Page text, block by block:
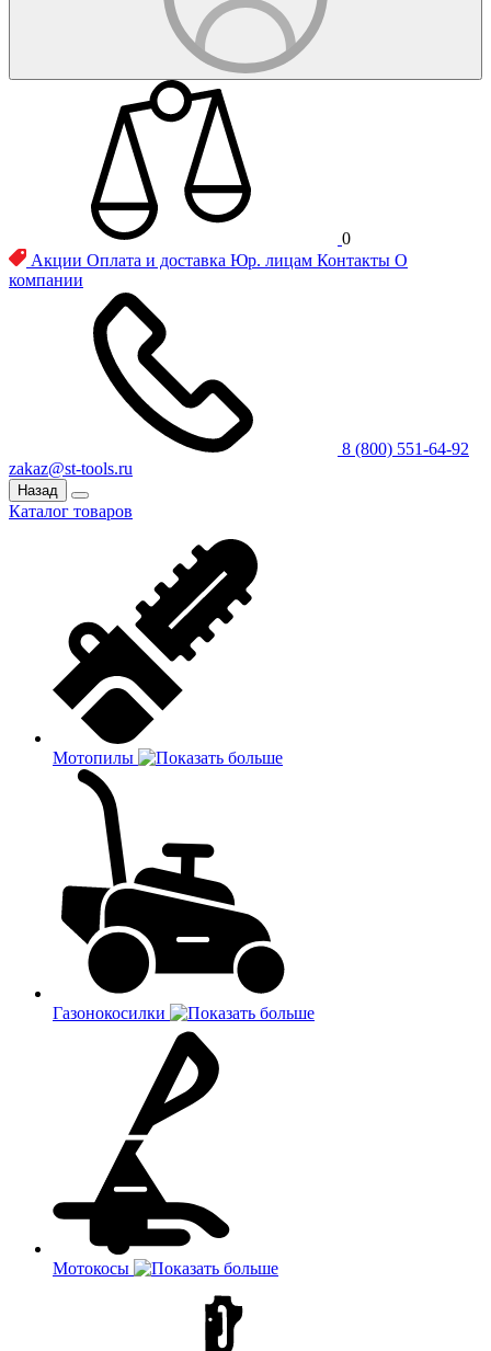
0
Акции Оплата и доставка Юр. лицам Контакты О
компании
8 (800) 551-64-92
zakaz@st-tools.ru
Назад
Каталог товаров
Мотопилы
Газонокосилки
Мотокосы